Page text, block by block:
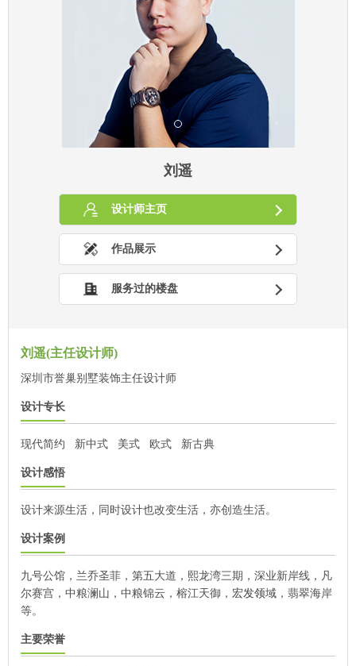
刘遥
设计师主页
作品展示
服务过的楼盘
刘遥(主任设计师)
深圳市誉巢别墅装饰主任设计师
设计专长
现代简约 新中式 美式 欧式 新古典
设计感悟
设计来源生活，同时设计也改变生活，亦创造生活。
设计案例
九号公馆，兰乔圣菲，第五大道，熙龙湾三期，深业新岸线，凡
尔赛宫，中粮澜山，中粮锦云，榕江天御， 宏发领域 ，翡翠海岸
等。
主要荣誉